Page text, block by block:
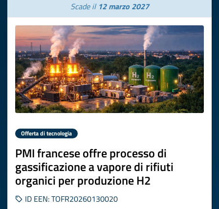
Scade il 12 marzo 2027
Offerta di tecnologia
PMI francese offre processo di
gassificazione a vapore di rifiuti
organici per produzione H2
ID EEN: TOFR20260130020